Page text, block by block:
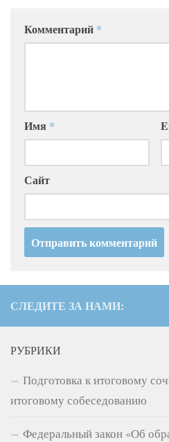
Комментарий *
Имя *
Сайт
СЛЕДИТЕ ЗА НАМИ:
РУБРИКИ
Подготовка к итоговому
итоговому собеседованию
Федеральный закон «Об